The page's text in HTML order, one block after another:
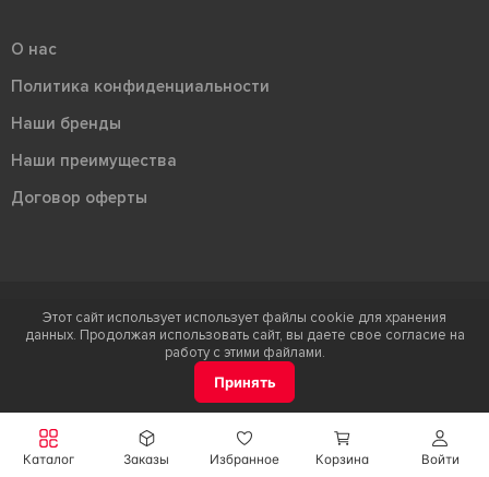
Войти
Каталог Заказы Избранное Корзина
О нас
Политика конфиденциальности
Наши бренды
Наши преимущества
Договор оферты
Терра - территория керамики 2026
Ⓒ Правообладателем товарного знака "Терра" является ООО "Атлас-
Этот сайт использует использует файлы cookie для хранения
данных. Продолжая использовать сайт, вы даете свое согласие на
работу с этими файлами.
Принять